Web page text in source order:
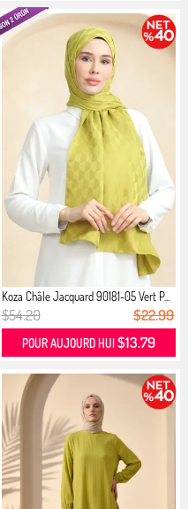
Koza Châle Jacquard 90181-05 Vert P...
$54.20 $22.99
POUR AUJOURD HUI $13.79